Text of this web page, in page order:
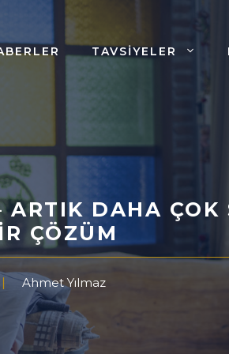
TAVSIYELER
DAHA ÇOK
ÇÖZÜM
Ahmet Yılmaz